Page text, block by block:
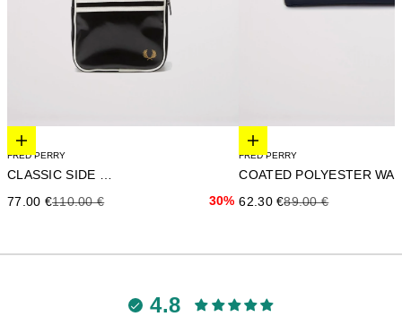
Elige opciones
FRED PERRY
Precio de oferta
77.00 €Precio anterior
110.00 € 30%
Elige opciones
FRED PERRY
Precio de oferta
62.30 €Precio anterior
89.00 €
4.8